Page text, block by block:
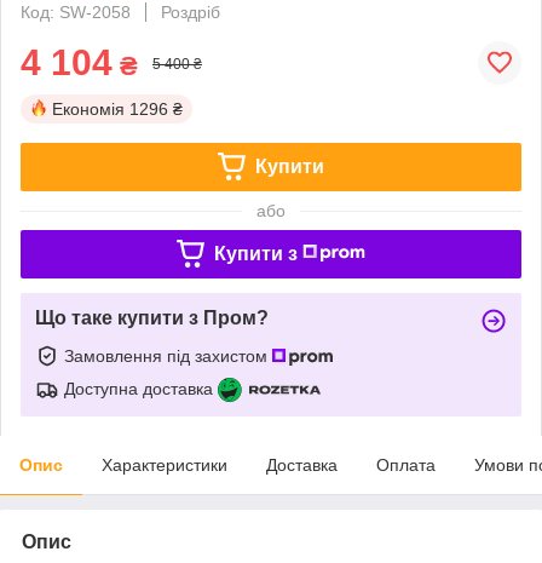
Код: SW-2058
Роздріб
4 104 ₴ 5 400 ₴
Економія 1296 ₴
Купити
або
Купити з
Що таке купити з Пром?
Замовлення під захистом
Доступна доставка
Опис Характеристики Доставка Оплата Умови
Опис